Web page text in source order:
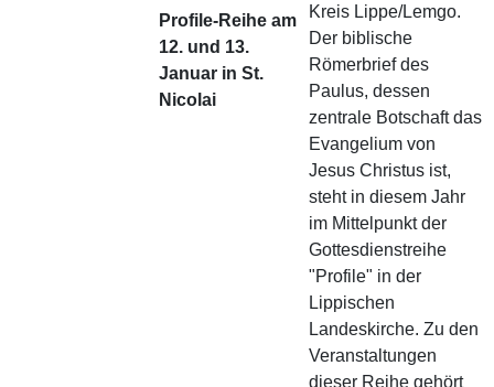
Profile-Reihe am
12. und 13.
Januar in St.
Nicolai
Kreis Lippe/Lemgo.
Der biblische
Römerbrief des
Paulus, dessen
zentrale Botschaft das
Evangelium von
Jesus Christus ist,
steht in diesem Jahr
im Mittelpunkt der
Gottesdienstreihe
"Profile" in der
Lippischen
Landeskirche. Zu den
Veranstaltungen
dieser Reihe gehört